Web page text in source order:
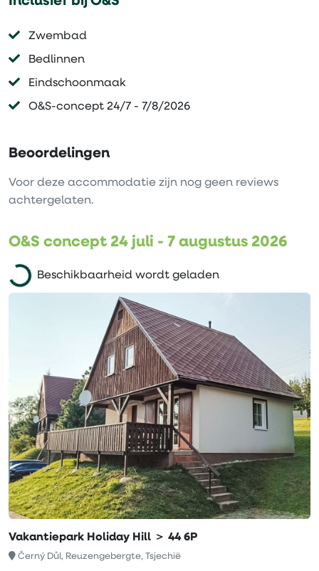
Zwembad
Bedlinnen
Eindschoonmaak
O&S-concept 24/7 - 7/8/2026
Beoordelingen
Voor deze accommodatie zijn nog geen reviews
achtergelaten.
O&S concept 24 juli - 7 augustus 2026
Beschikbaarheid wordt geladen
Vakantiepark Holiday Hill ＞ 44 6P
Černý Důl, Reuzengebergte, Tsjechië